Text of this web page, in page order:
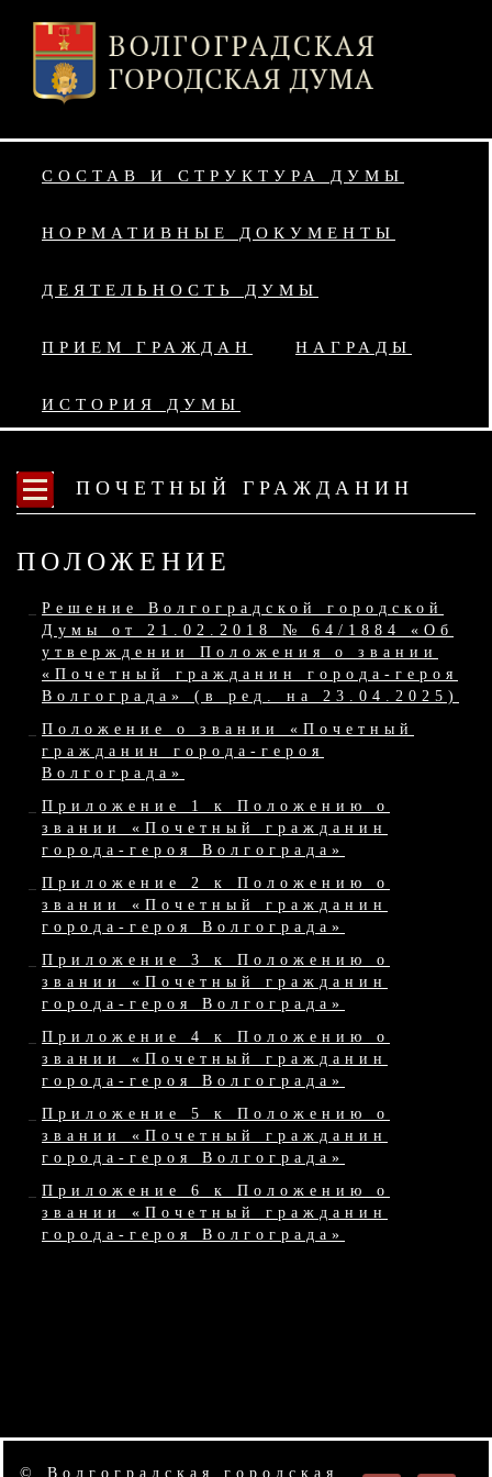
СОСТАВ И СТРУКТУРА ДУМЫ
НОРМАТИВНЫЕ ДОКУМЕНТЫ
ДЕЯТЕЛЬНОСТЬ ДУМЫ
ПРИЕМ ГРАЖДАН НАГРАДЫ
ИСТОРИЯ ДУМЫ
ПОЧЕТНЫЙ ГРАЖДАНИН
ПОЛОЖЕНИЕ
Решение Волгоградской городской
Думы от 21.02.2018 № 64/1884 «Об
утверждении Положения о звании
«Почетный гражданин города-героя
Волгограда» (в ред. на 23.04.2025)
Положение о звании «Почетный
гражданин города-героя
Волгограда»
Приложение 1 к Положению о
звании «Почетный гражданин
города-героя Волгограда»
Приложение 2 к Положению о
звании «Почетный гражданин
города-героя Волгограда»
Приложение 3 к Положению о
звании «Почетный гражданин
города-героя Волгограда»
Приложение 4 к Положению о
звании «Почетный гражданин
города-героя Волгограда»
Приложение 5 к Положению о
звании «Почетный гражданин
города-героя Волгограда»
Приложение 6 к Положению о
звании «Почетный гражданин
города-героя Волгограда»
© Волгоградская городская